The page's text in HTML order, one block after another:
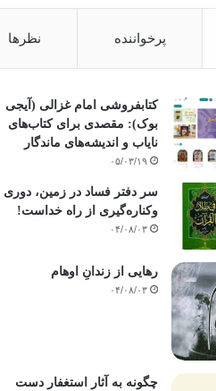
پرخواننده نظرها
کتابفروشی امام غزالی (آیجی
بوک): مقصدی برای کتاب‌های
نایاب و اندیشه‌های ماندگار
۰۵/۰۳/۱۹
سر دفتر فساد در زمین‌، دوری
وکناره‌گیری از راه خداست‌!
۰۴/۰۸/۰۳
رهایی از زندانِ اوهام
۰۴/۰۸/۰۳
چگونه به آثار استغفار دست